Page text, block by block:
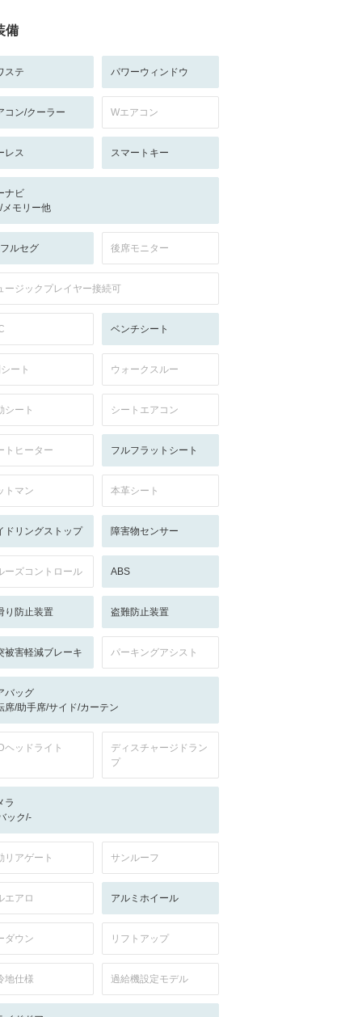
備
ステ パワーウィンドウ
コン/クーラー Wエアコン
レス スマートキー
ナビ
メモリー他
ルセグ 後席モニター
ージックプレイヤー接続可
ベンチシート
ート ウォークスルー
シート シートエアコン
トヒーター フルフラットシート
トマン 本革シート
ドリングストップ 障害物センサー
ーズコントロール ABS
り防止装置 盗難防止装置
被害軽減ブレーキ パーキングアシスト
バッグ
席/助手席/サイド/カーテン
ヘッドライト
ディスチャージドラン
プ
ラ
ック/-
リアゲート サンルーフ
エアロ アルミホイール
ダウン リフトアップ
地仕様 過給機設定モデル